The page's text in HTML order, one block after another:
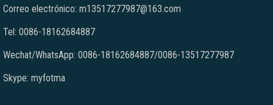
Correo electrónico: m13517277987@163.com
Tel: 0086-18162684887
Wechat/WhatsApp: 0086-18162684887/0086-13517277987
Skype: myfotma